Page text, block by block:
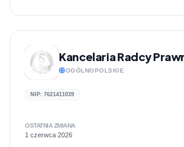
OGÓLNOPOLSKIE
NIP: 7621411039
OSTATNIA ZMIANA
1 czerwca 2026